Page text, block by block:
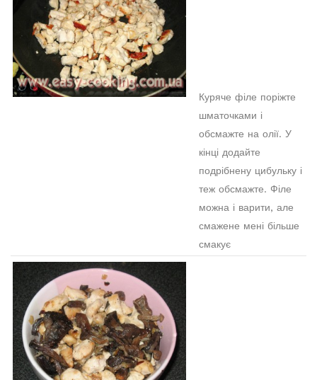
Куряче філе поріжте
шматочками і
обсмажте на олії. У
кінці додайте
подрібнену цибульку і
теж обсмажте. Філе
можна і варити, але
смажене мені більше
смакує